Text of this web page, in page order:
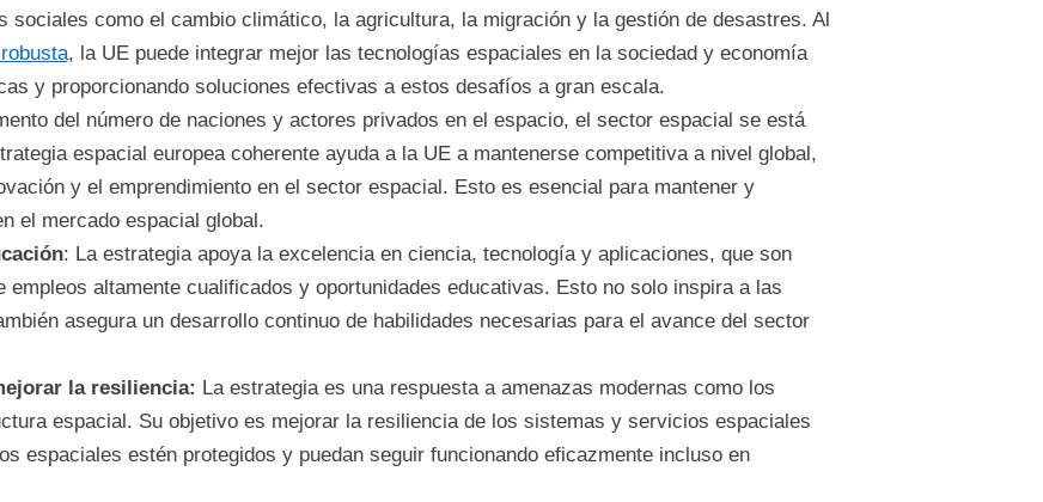
sociales como el cambio climático, la agricultura, la migración y la gestión de desastres. Al
, la UE puede integrar mejor las tecnologías espaciales en la sociedad y economía
y proporcionando soluciones efectivas a estos desafíos a gran escala.
del número de naciones y actores privados en el espacio, el sector espacial se está
espacial europea coherente ayuda a la UE a mantenerse competitiva a nivel global,
y el emprendimiento en el sector espacial. Esto es esencial para mantener y
el mercado espacial global.
: La estrategia apoya la excelencia en ciencia, tecnología y aplicaciones, que son
empleos altamente cualificados y oportunidades educativas. Esto no solo inspira a las
asegura un desarrollo continuo de habilidades necesarias para el avance del sector
la resiliencia: La estrategia es una respuesta a amenazas modernas como los
espacial. Su objetivo es mejorar la resiliencia de los sistemas y servicios espaciales
espaciales estén protegidos y puedan seguir funcionando eficazmente incluso en